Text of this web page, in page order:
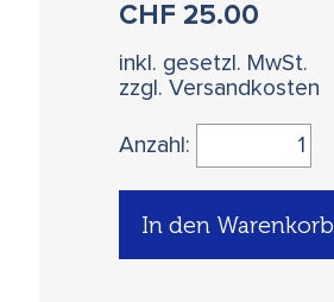
CHF25.00
inkl. gesetzl. MwSt.
zzgl. Versandkosten
Anzahl:
In den Warenkorb